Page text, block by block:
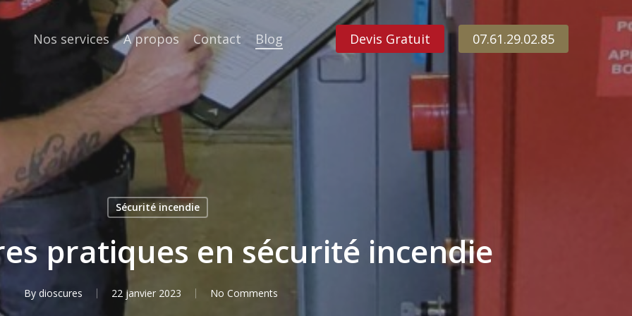
Nos services A propos Contact Blog Devis Gratuit 07.61.29.02.85
Sécurité incendie
pratiques en sécurité incendie
By dioscures 22 janvier 2023 No Comments